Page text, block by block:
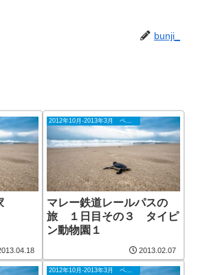
bunji_
2012年10月-2013年3月 ペナン
マレー鉄道レールパスの
旅 １日目その３ タイピ
ン動物園１
2013.02.07
2012年10月-2013年3月 ペナン